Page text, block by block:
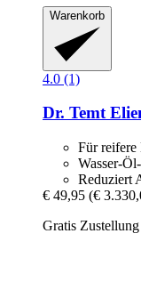
Warenkorb
4.0 (1)
Dr. Temt
Für reifere
Wasser-
Reduziert
€ 49,95 (€
Gratis